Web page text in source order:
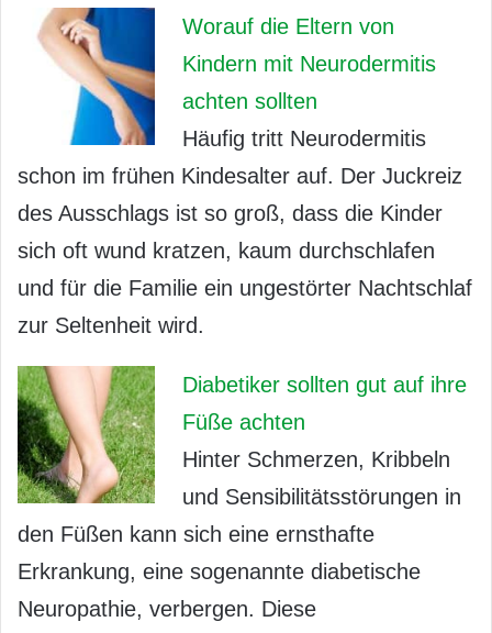
Worauf die Eltern von
Kindern mit Neurodermitis
achten sollten
Häufig tritt Neurodermitis
schon im frühen Kindesalter auf. Der Juckreiz
des Ausschlags ist so groß, dass die Kinder
sich oft wund kratzen, kaum durchschlafen
und für die Familie ein ungestörter Nachtschlaf
zur Seltenheit wird.
Diabetiker sollten gut auf ihre
Füße achten
Hinter Schmerzen, Kribbeln
und Sensibilitätsstörungen in
den Füßen kann sich eine ernsthafte
Erkrankung, eine sogenannte diabetische
Neuropathie, verbergen. Diese